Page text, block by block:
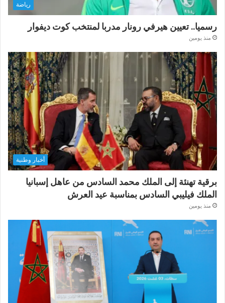
رياضة
رسميا.. تعيين هيرفي رونار مدربا لمنتخب كوت ديفوار
منذ يومين
أخبار وطنية
برقية تهنئة إلى الملك محمد السادس من عاهل إسبانيا
الملك فيليبي السادس بمناسبة عيد العرش
منذ يومين